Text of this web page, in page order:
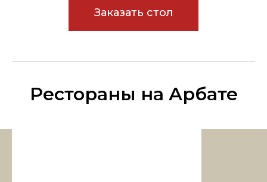
Заказать стол
Рестораны на Арбате